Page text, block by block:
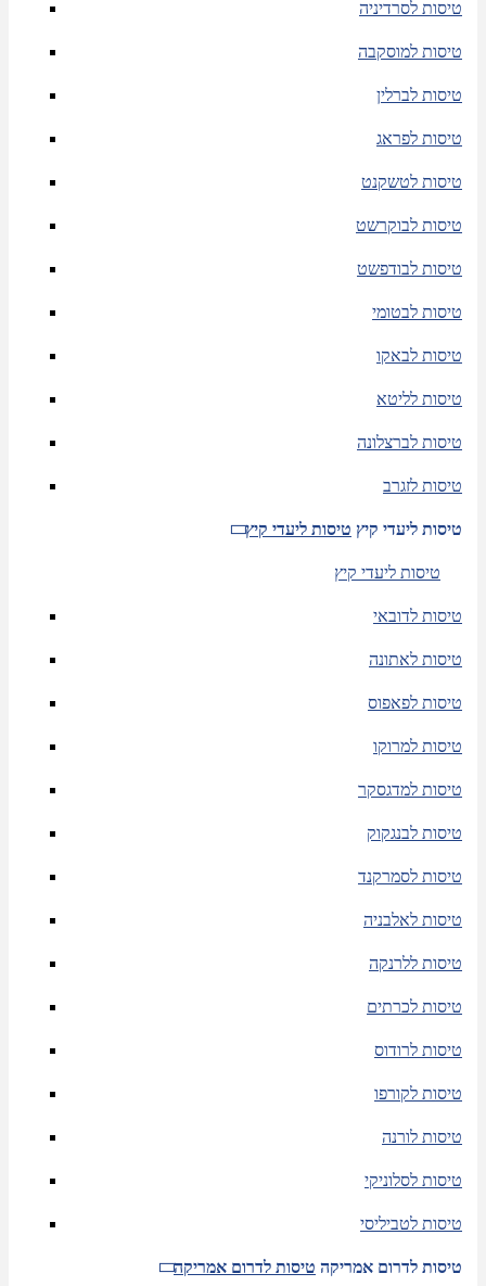
טיסות לסרדיניה
טיסות למוסקבה
טיסות לברלין
טיסות לפראג
טיסות לטשקנט
טיסות לבוקרשט
טיסות לבודפשט
טיסות לבטומי
טיסות לבאקו
טיסות לליטא
טיסות לברצלונה
טיסות לזגרב
טיסות ליעדי קיץ טיסות ליעדי קיץ
טיסות ליעדי קיץ
טיסות לדובאי
טיסות לאתונה
טיסות לפאפוס
טיסות למרוקו
טיסות למדגסקר
טיסות לבנגקוק
טיסות לסמרקנד
טיסות לאלבניה
טיסות ללרנקה
טיסות לכרתים
טיסות לרודוס
טיסות לקורפו
טיסות לורנה
טיסות לסלוניקי
טיסות לטביליסי
טיסות לדרום אמריקה טיסות לדרום אמריקה